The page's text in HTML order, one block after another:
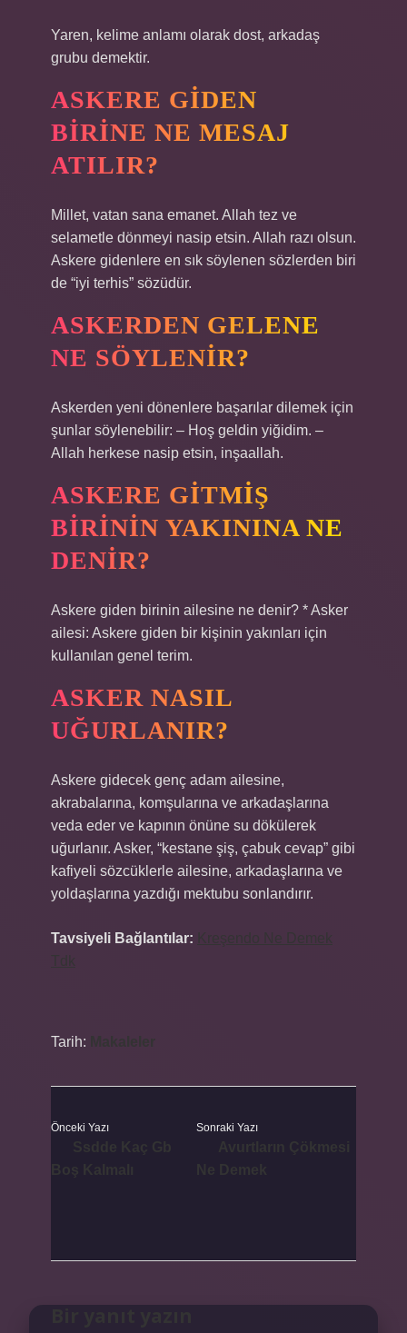
Yaren, kelime anlamı olarak dost, arkadaş
grubu demektir.
ASKERE GIDEN
BIRINE NE MESAJ
ATILIR?
Millet, vatan sana emanet. Allah tez ve
selametle dönmeyi nasip etsin. Allah razı olsun.
Askere gidenlere en sık söylenen sözlerden biri
de “iyi terhis” sözüdür.
ASKERDEN GELENE
NE SÖYLENIR?
Askerden yeni dönenlere başarılar dilemek için
şunlar söylenebilir: – Hoş geldin yiğidim. –
Allah herkese nasip etsin, inşaallah.
ASKERE GITMIŞ
BIRININ YAKININA NE
DENIR?
Askere giden birinin ailesine ne denir? * Asker
ailesi: Askere giden bir kişinin yakınları için
kullanılan genel terim.
ASKER NASIL
UĞURLANIR?
Askere gidecek genç adam ailesine,
akrabalarına, komşularına ve arkadaşlarına
veda eder ve kapının önüne su dökülerek
uğurlanır. Asker, “kestane şiş, çabuk cevap” gibi
kafiyeli sözcüklerle ailesine, arkadaşlarına ve
yoldaşlarına yazdığı mektubu sonlandırır.
Tavsiyeli Bağlantılar:
Tarih:
Önceki Yazı Sonraki Yazı